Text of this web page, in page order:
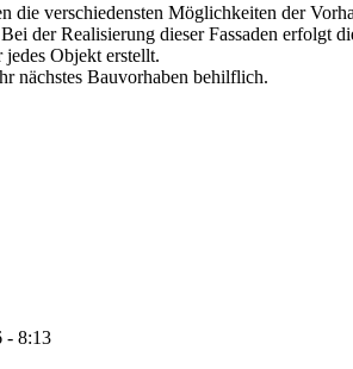
verschiedensten Möglichkeiten der
der Realisierung dieser Fassaden erfolgt
Objekt erstellt.
nächstes Bauvorhaben behilflich.
- 8:13